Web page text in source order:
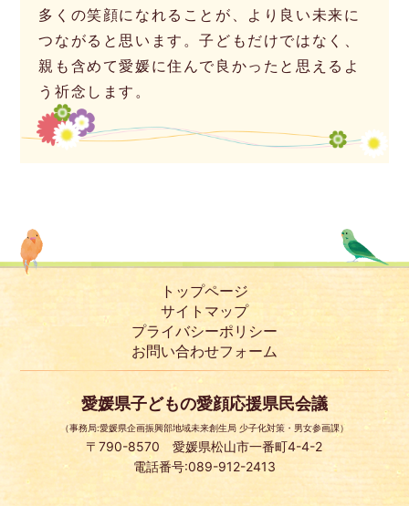
多くの笑顔になれることが、より良い未来に
つながると思います。子どもだけではなく、
親も含めて愛媛に住んで良かったと思えるよ
う祈念します。
トップページ
サイトマップ
プライバシーポリシー
お問い合わせフォーム
愛媛県子どもの愛顔応援県民会議
（事務局:愛媛県企画振興部地域未来創生局 少子化対策・男女参画課）
〒790-8570 愛媛県松山市一番町4-4-2
電話番号:089-912-2413